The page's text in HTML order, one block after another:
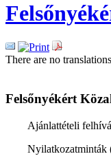
There are no
Felsőnyékért
Ajánlattételi
Nyilatkozatminták